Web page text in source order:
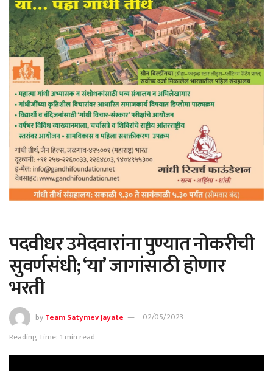
पदवीधर उमेदवारांना पुण्यात नोकरीची
सुवर्णसंधी; ‘या’ जागांसाठी होणार
भरती
byTeam Satymev Jayate
02/05/2023
Reading Time: 1 min read